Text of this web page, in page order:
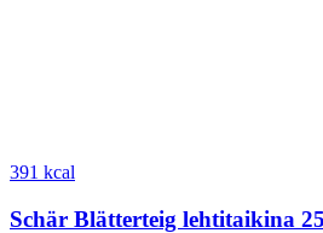
391 kcal
Schär Blätterteig lehtitaikina